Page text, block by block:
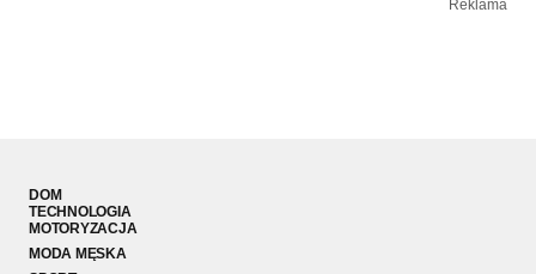
Reklama
DOM
TECHNOLOGIA
MOTORYZACJA
MODA MĘSKA